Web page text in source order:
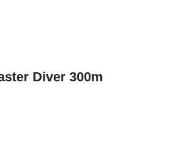
Diver 300m